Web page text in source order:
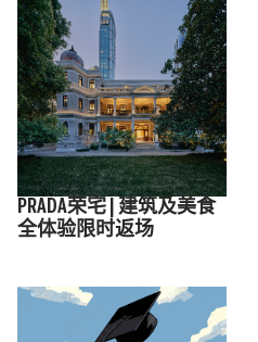
PRADA荣宅 | 建筑及美食
全体验限时返场